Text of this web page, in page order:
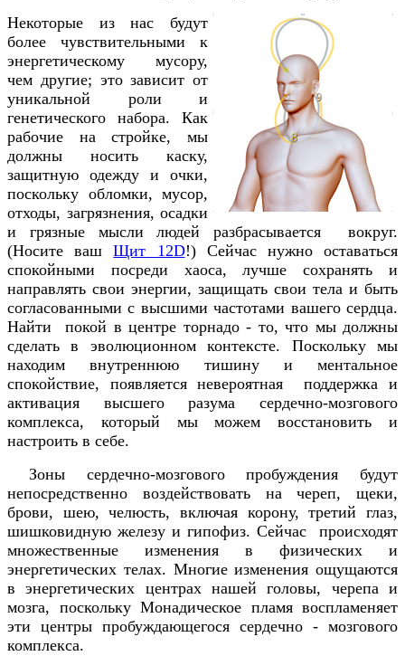
Некоторые из нас будут
более чувствительными к
энергетическому мусору,
чем другие; это зависит от
уникальной роли и
генетического набора. Как
рабочие на стройке, мы
должны носить каску,
защитную одежду и очки,
поскольку обломки, мусор,
отходы, загрязнения, осадки
и грязные мысли людей разбрасывается вокруг.
(Носите вашЩит 12D!) Сейчас нужно оставаться
спокойными посреди хаоса, лучше сохранять и
направлять свои энергии, защищать свои тела и быть
согласованными с высшими частотами вашего сердца.
Найти покой в центре торнадо - то, что мы должны
сделать в эволюционном контексте. Поскольку мы
находим внутреннюю тишину и ментальное
спокойствие, появляется невероятная поддержка и
активация высшего разума сердечно-мозгового
комплекса, который мы можем восстановить и
настроить в себе.
Зоны сердечно-мозгового пробуждения будут
непосредственно воздействовать на череп, щеки,
брови, шею, челюсть, включая корону, третий глаз,
шишковидную железу и гипофиз. Сейчас происходят
множественные изменения в физических и
энергетических телах. Многие изменения ощущаются
в энергетических центрах нашей головы, черепа и
мозга, поскольку Монадическое пламя воспламеняет
эти центры пробуждающегося сердечно - мозгового
комплекса.